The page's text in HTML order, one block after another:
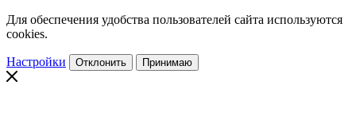
Для обеспечения удобства пользователей сайта используются
cookies.
Настройки Отклонить Принимаю